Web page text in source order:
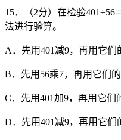
15．（2分）在检验
法进行验算。
A．先用401减9，再用它们
B．先用56乘7，再用它们
C．先用401加9，再用它们
D．先用401减9，再用它们